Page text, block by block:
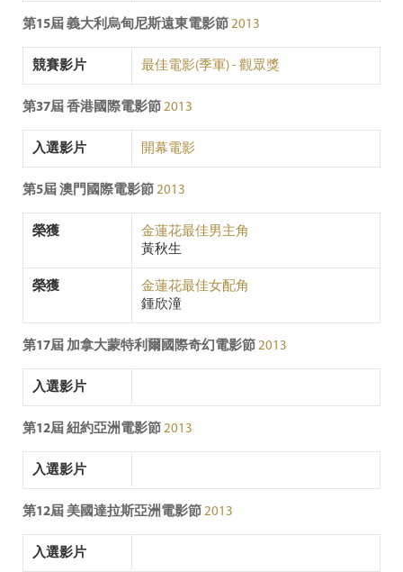
第15屆 義大利烏甸尼斯遠東電影節 2013
競賽影片 最佳電影(季軍) - 觀眾獎
第37屆 香港國際電影節 2013
入選影片 開幕電影
第5屆 澳門國際電影節 2013
榮獲
金蓮花最佳男主角
黃秋生
榮獲
金蓮花最佳女配角
鍾欣潼
第17屆 加拿大蒙特利爾國際奇幻電影節 2013
入選影片
第12屆 紐約亞洲電影節 2013
入選影片
第12屆 美國達拉斯亞洲電影節 2013
入選影片